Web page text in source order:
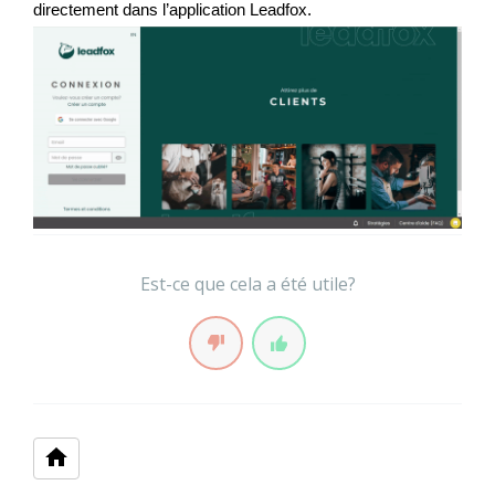
directement dans l’application Leadfox.
Est-ce que cela a été utile?